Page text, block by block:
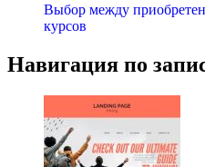
Выбор между
курсов
Навигация по